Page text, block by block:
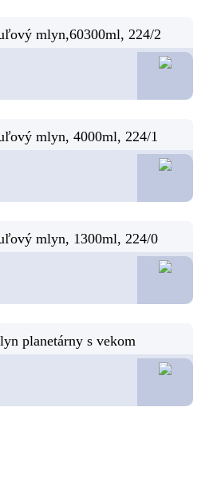
mlyn,60300ml, 224/2
mlyn, 4000ml, 224/1
mlyn, 1300ml, 224/0
planetárny s vekom